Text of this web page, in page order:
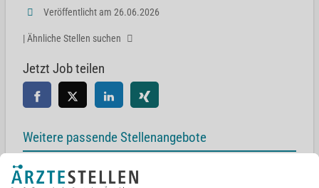
Veröffentlicht am 26.06.2026
| Ähnliche Stellen suchen
Jetzt Job teilen
Weitere passende Stellenangebote
Facharzt Anästhesie (m/w/d)
Gabersee 1, 83512 Wasserburg am Inn